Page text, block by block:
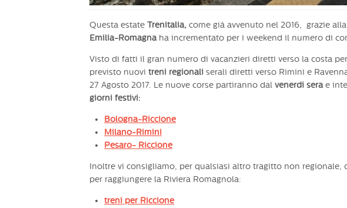
Questa estate Trenitalia, come già avvenuto nel 2016, grazie
Emilia-Romagna ha incrementato per i weekend il numero di
Visto di fatti il gran numero di vacanzieri diretti verso la costa
previsto nuovi treni regionali serali diretti verso Rimini e
27 Agosto 2017. Le nuove corse partiranno dal venerdi serae
giorni festivi:
Bologna-Riccione
Milano-Rimini
Pesaro- Riccione
Inoltre vi consigliamo, per qualsiasi altro tragitto non
per raggiungere la Riviera Romagnola:
treni per Riccione